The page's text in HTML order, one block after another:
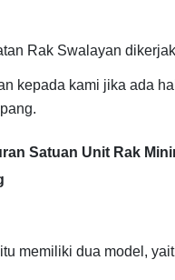
Rak Swalayan
kepada kami jika ada
Satuan Unit Rak
memiliki dua model,